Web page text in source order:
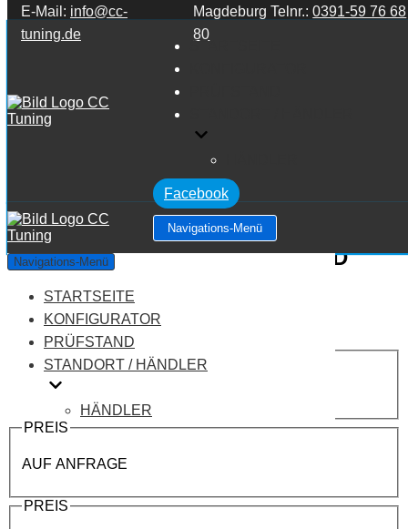
Zum Inhalt springen
E-Mail: info@cc-
tuning.de
Magdeburg Telnr.:0391-59 76 68
80
STARTSEITE
Facebook
Navigations-Menü
Navigations-Menü
STARTSEITE
KONFIGURATOR
PRÜFSTAND
STANDORT / HÄNDLER
HÄNDLER
Alfa Romeo 156 MK1 932 1.9 JTD
Leistung:105 PS
Drehmoment: 255 NM
Motortyp:Diesel
PREIS
AUF ANFRAGE
PREIS
AUF ANFRAGE
PREIS